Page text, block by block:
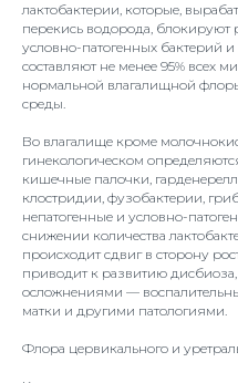
лактобактерии, которые,
перекись водорода, блокируют
условно-патогенных бактерий
составляют не менее 95% всех
нормальной влагалищной
среды.
Во влагалище кроме
гинекологическом
кишечные палочки,
клостридии, фузобактерии,
непатогенные и условно-
снижении количества
происходит сдвиг в сторону
приводит к развитию
осложнениями —
матки и другими патологиями.
Флора цервикального и